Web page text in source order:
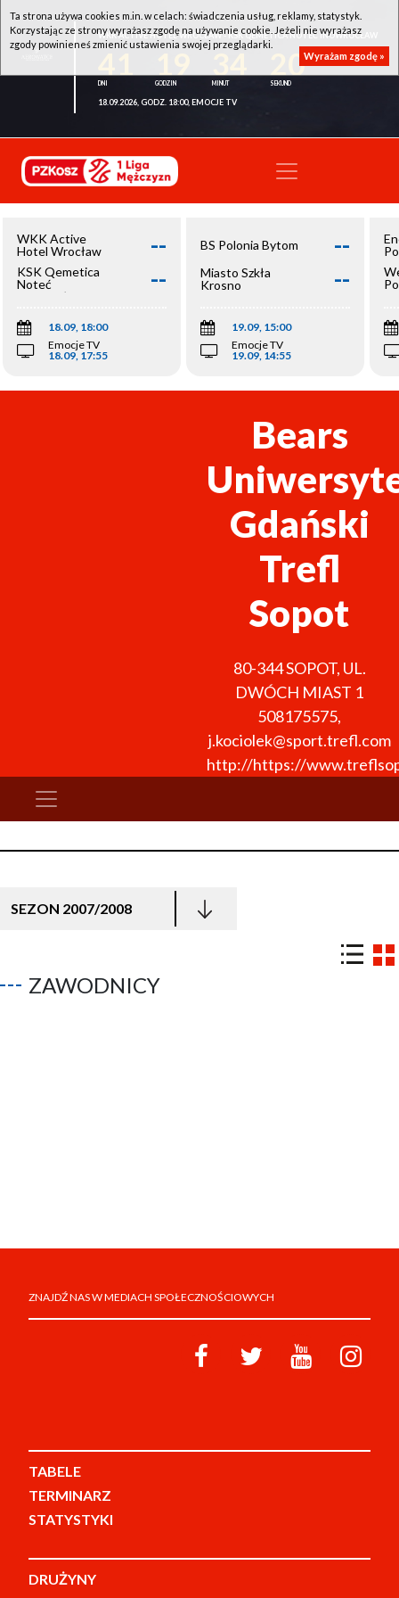
WKK ACTIVE HOTEL WROCŁAW - KSK QEMETICA NOTEĆ INOWROCŁAW
19
18.09.2026, GODZ. 18:00, EMOCJE TV
WKK Active
Hotel Wrocław
--
KSK Qemetica
Noteć
Inowrocław
--
18.09, 18:00
Emocje TV
18.09, 17:55
BS Polonia Bytom --
Miasto Szkła
Krosno
--
19.09, 15:00
Emocje TV
19.09, 14:55
Bears
Gdański
Trefl
Sopot
80-344SOPOT, UL.
DWÓCH MIAST 1
508175575,
j.kociolek@sport.trefl.com
http://https://
SEZON 2007/2008
ZAWODNICY
ZNAJDŹ NAS W MEDIACH SPOŁECZNOŚCIOWYCH
TABELE
TERMINARZ
STATYSTYKI
DRUŻYNY
Ta strona używa cookies m.in. w celach: świadczenia usług, reklamy, statystyk.
Korzystając ze strony wyrażasz zgodę na używanie cookie. Jeżeli nie wyrażasz
zgody powinieneś zmienić ustawienia swojej przeglądarki.
Wyrażam zgodę »